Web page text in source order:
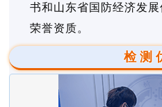
书和山东省国防经济发
荣誉资质。
检测